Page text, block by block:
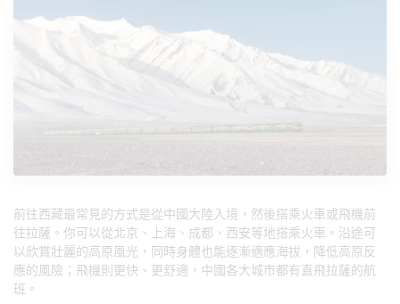
前往西藏最常見的方式是從中國大陸入境，然後搭乘火車或飛機前
往拉薩。你可以從北京、上海、成都、西安等地搭乘火車。沿途可
以欣賞壯麗的高原風光，同時身體也能逐漸適應海拔，降低高原反
應的風險；飛機則更快、更舒適，中國各大城市都有直飛拉薩的航
班。